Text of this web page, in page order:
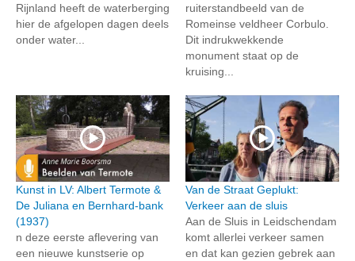
Rijnland heeft de waterberging
hier de afgelopen dagen deels
onder water...
ruiterstandbeeld van de
Romeinse veldheer Corbulo.
Dit indrukwekkende
monument staat op de
kruising...
Kunst in LV: Albert Termote &
De Juliana en Bernhard-bank
(1937)
n deze eerste aflevering van
een nieuwe kunstserie op
Van de Straat Geplukt:
Verkeer aan de sluis
Aan de Sluis in Leidschendam
komt allerlei verkeer samen
en dat kan gezien gebrek aan